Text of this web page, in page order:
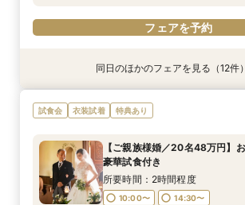
フェアを予約
衣装試着 特典あり
8/13( 木 )
【ご家族婚／10名38万円】お
華試食付き
10:00〜
18:00〜
衣装試着 特典あり
8/13( 木 )
【フォト婚／衣裳込13万円】お
華試食付きも
10:00〜
18:00〜
衣装試着 特典あり
8/13( 木 )
【パパママ婚／10名38万円】
豪華試食付き
10:00〜
18:00〜
衣装試着 特典あり
8/13( 木 )
【お得な宿泊プレゼントプラン
数×試食付き
10:00〜
18:00〜
衣装試着 特典あり
8/13( 木 )
【会費婚／50名様40万円／2部
特典×試食付き
10:00〜
18:00〜
衣装試着
8/13( 木 )
【和婚＆神社婚／20名48万円
×豪華試食
10:00〜
18:00〜
衣装試着 特典あり
8/13( 木 )
【五社神社婚／100万相当がお
豪華試食
10:00〜
18:00〜
衣装試着 特典あり
8/13( 木 )
【コスパ婚／30名様100万円
華試食
10:00〜
18:00〜
衣装試着 特典あり
8/13( 木 )
【挙式＋写真婚／25万円から
豪華試食付き
10:00〜
18:00〜
衣装試着 特典あり
8/13( 木 )
【平日見学限定】宿泊プレゼン
典×豪華試食
10:00〜
14:00〜
16:00〜
18:00〜
衣装試着 特典あり
8/13( 木 )
【オンライン相談OK！】ご自
大特典
18:00〜
衣装試着 特典あり
8/13( 木 )
【仕事帰り×贅沢試食】平日夜
10大特典フェア
17:00〜
19:00〜
同日のほかのフェアを見る（12件）
試食会 衣装試着 特典あり
【ご親族様婚／20名48万円】
豪華試食付き
所要時間：2時間程度
10:00〜
14:30〜